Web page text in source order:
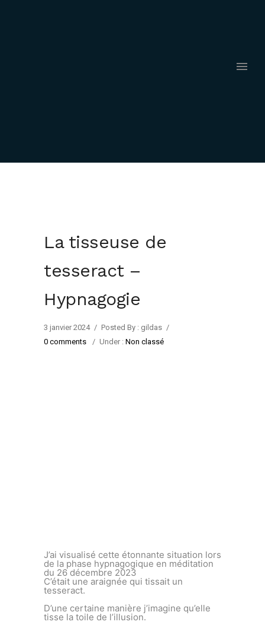
La tisseuse de
tesseract –
Hypnagogie
3 janvier 2024 / Posted By : gildas /
0 comments
/ Under : Non classé
J’ai visualisé cette étonnante situation lors
de la phase hypnagogique en méditation
du 26 décembre 2023
C’était une araignée qui tissait un
tesseract.
D’une certaine manière j’imagine qu’elle
tisse la toile de l’illusion.